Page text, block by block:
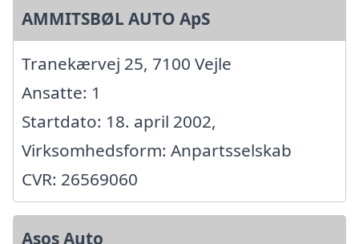
AMMITSBØL AUTO ApS
Tranekærvej 25, 7100 Vejle
Ansatte: 1
Startdato: 18. april 2002,
Virksomhedsform: Anpartsselskab
CVR: 26569060
Asos Auto